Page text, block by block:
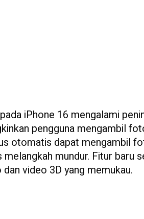
iPhone 16 mengalami
pengguna mengambil
otomatis dapat mengambil
melangkah mundur. Fitur baru
video 3D yang memukau.